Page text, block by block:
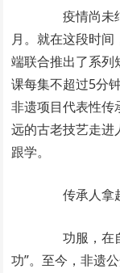
疫情尚未结
月。就在这段时
端联合推出了系列
课每集不超过5分
非遗项目代表性传
远的古老技艺走进
跟学。
传承人拿
功服，在自
功”。至今，非遗